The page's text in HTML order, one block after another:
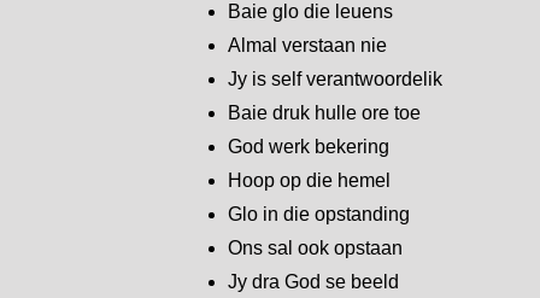
Baie glo die leuens
Almal verstaan nie
Jy is self verantwoordelik
Baie druk hulle ore toe
God werk bekering
Hoop op die hemel
Glo in die opstanding
Ons sal ook opstaan
Jy dra God se beeld